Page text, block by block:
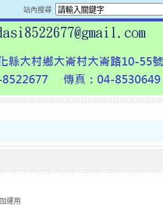
站內搜尋
運用